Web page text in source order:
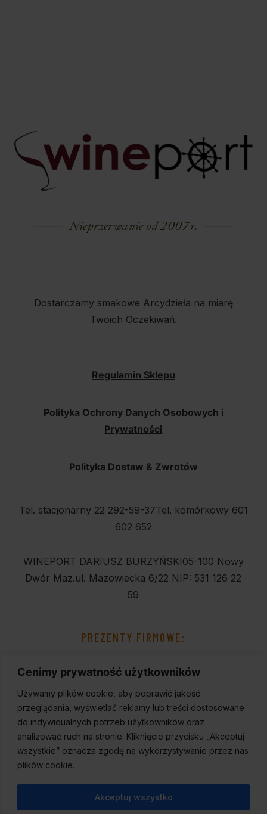
Cenimy prywatność użytkowników
Używamy plików cookie, aby poprawić jakość
przeglądania, wyświetlać reklamy lub treści dostosowane
do indywidualnych potrzeb użytkowników oraz
analizować ruch na stronie. Kliknięcie przycisku „Akceptuj
wszystkie” oznacza zgodę na wykorzystywanie przez nas
plików cookie.
Akceptuj wszystko
Nieprzerwanie od 2007 r.
Dostarczamy smakowe Arcydzieła na miarę
Twoich Oczekiwań.
Regulamin Sklepu
Polityka Ochrony Danych Osobowych i
Prywatności
Polityka Dostaw & Zwrotów
Tel. stacjonarny 22 292-59-37Tel. komórkowy 601
602 652
WINEPORT DARIUSZ BURZYŃSKI05-100 Nowy
Dwór Maz.ul. Mazowiecka 6/22 NIP: 531 126 22
59
PREZENTY FIRMOWE: